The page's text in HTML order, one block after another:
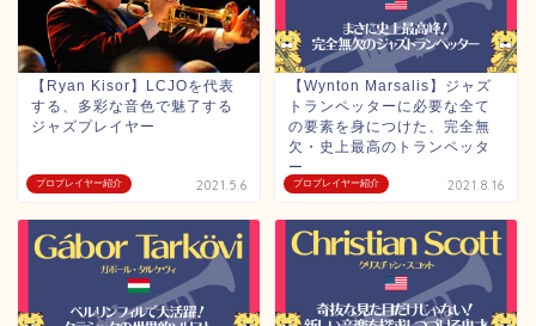
プロプレイヤー紹介
【Ryan Kisor】LCJOを代表
する、多彩な音色で魅了する
ジャズプレイヤー
2021.5.6 プロプレイヤー紹介
【Wynton Marsalis】ジャズ
トランペッターに必要な全て
の要素を身につけた、完全無
欠・史上最高のトランペッタ
ー
2021.8.16